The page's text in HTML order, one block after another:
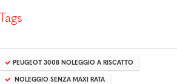
Tags
PEUGEOT 3008 NOLEGGIO A RISCATTO
NOLEGGIO SENZA MAXI RATA